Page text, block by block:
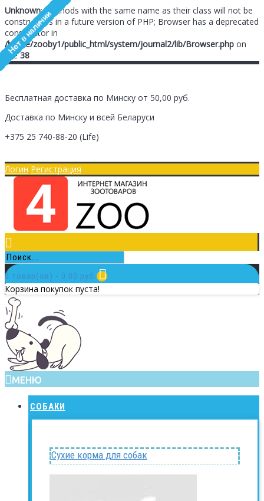
Unknown: Methods with the same name as their class will not be
constructors in a future version of PHP; Browser has a deprecated
constructor in
/home/zooby1/public_html/system/journal2/lib/Browser.php on
line38
Бесплатная доставка по Минску от 50,00 руб.
Доставка по Минску и всей Беларуси
+375 25 740-88-20 (Life)
Логин Регистрация
0 товар(ов) - 0.00 руб.
Корзина покупок пуста!
МЕНЮ
СОБАКИ
Сухие корма для собак